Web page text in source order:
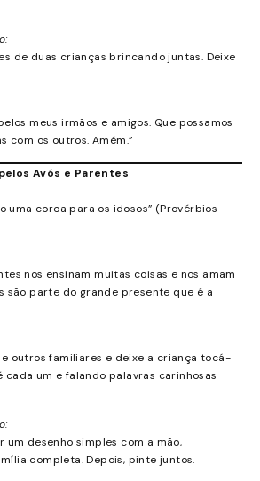
de duas crianças brincando juntas. Deixe
meus irmãos e amigos. Que possamos
com os outros. Amém.”
Avós e Parentes
uma coroa para os idosos” (Provérbios
nos ensinam muitas coisas e nos amam
são parte do grande presente que é a
outros familiares e deixe a criança tocá-
cada um e falando palavras carinhosas
um desenho simples com a mão,
completa. Depois, pinte juntos.